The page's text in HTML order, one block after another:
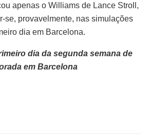
apenas o Williams de Lance Stroll,
se, provavelmente, nas simulações
dia em Barcelona.
dia da segunda semana de
em Barcelona